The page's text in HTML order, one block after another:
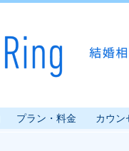
プラン・料金 カウン